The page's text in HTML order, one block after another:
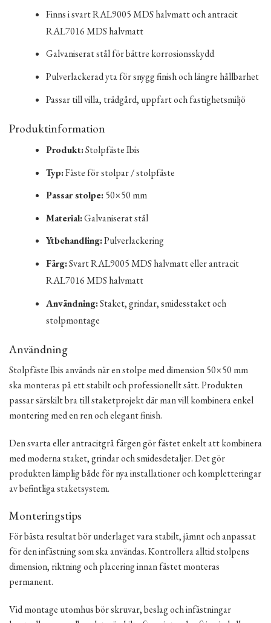
Finns i svart RAL9005 MDS halvmatt och antracit
RAL7016 MDS halvmatt
Galvaniserat stål för bättre korrosionsskydd
Pulverlackerad yta för snygg finish och längre hållbarhet
Passar till villa, trädgård, uppfart och fastighetsmiljö
Produktinformation
Produkt:Stolpfäste Ibis
Typ:Fäste för stolpar / stolpfäste
Passar stolpe:50×50 mm
Material:Galvaniserat stål
Ytbehandling:Pulverlackering
Färg:Svart RAL9005 MDS halvmatt eller antracit
RAL7016 MDS halvmatt
Användning:Staket, grindar, smidesstaket och
stolpmontage
Användning
Stolpfäste Ibis används när en stolpe med dimension 50×50 mm
ska monteras på ett stabilt och professionellt sätt. Produkten
passar särskilt bra till staketprojekt där man vill kombinera enkel
montering med en ren och elegant finish.
Den svarta eller antracitgrå färgen gör fästet enkelt att kombinera
med moderna staket, grindar och smidesdetaljer. Det gör
produkten lämplig både för nya installationer och kompletteringar
av befintliga staketsystem.
Monteringstips
För bästa resultat bör underlaget vara stabilt, jämnt och anpassat
för den infästning som ska användas. Kontrollera alltid stolpens
dimension, riktning och placering innan fästet monteras
permanent.
Vid montage utomhus bör skruvar, beslag och infästningar